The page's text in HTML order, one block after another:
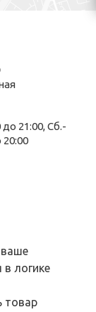
до 21:00, Сб.-
20:00
в логике
товар